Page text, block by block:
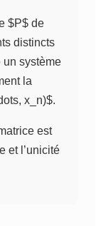
$P$ de
distincts
un système
la
x_n)$.
est
et l’unicité